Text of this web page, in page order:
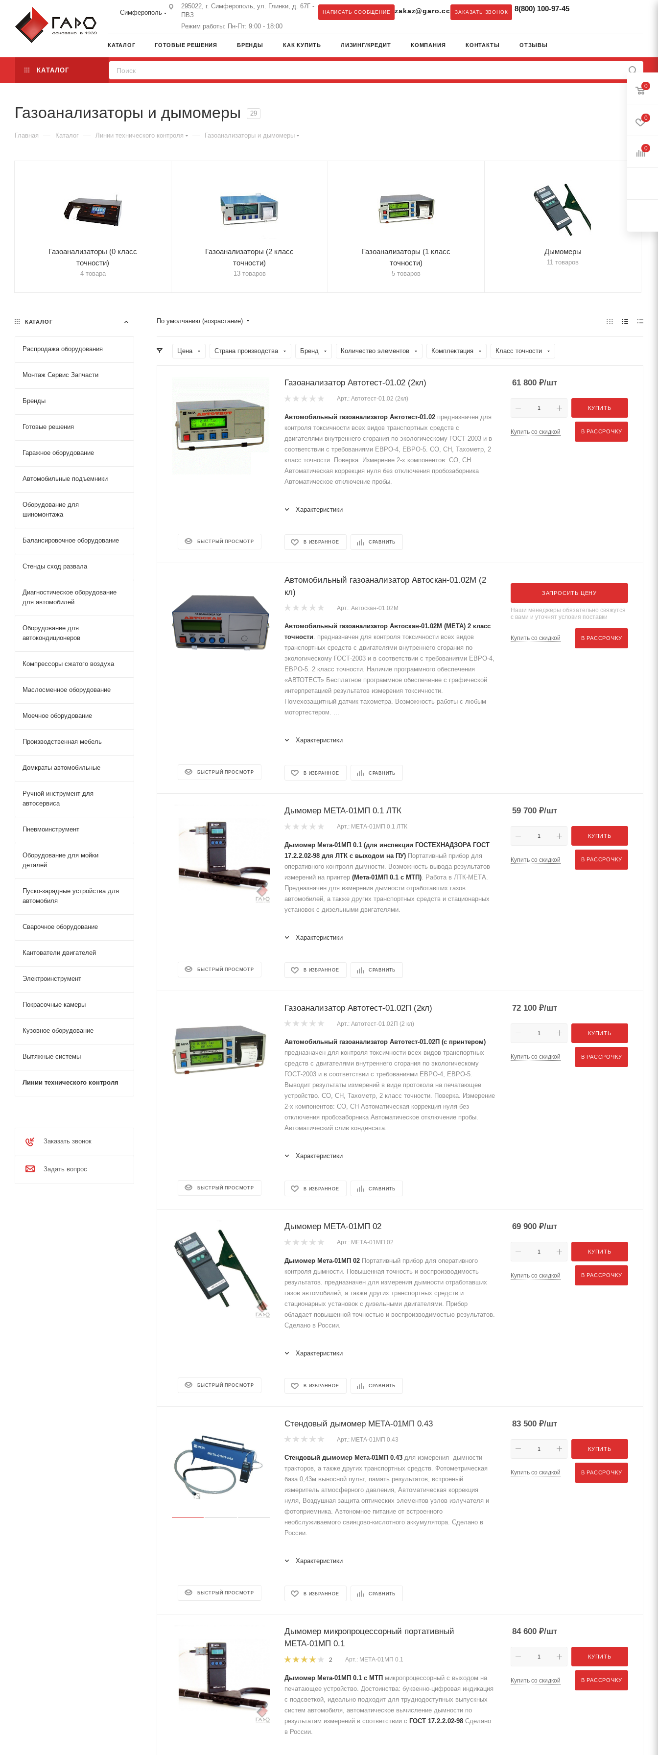
Симферополь
295022, г. Симферополь, ул. Глинки, д. 67Г -
ПВЗ
Режим работы: Пн-Пт: 9:00 - 18:00
НАПИСАТЬ СООБЩЕНИЕ zakaz@garo.cc ЗАКАЗАТЬ ЗВОНОК 8(800) 100-97-45
КАТАЛОГ ГОТОВЫЕ РЕШЕНИЯ БРЕНДЫ КАК КУПИТЬ ЛИЗИНГ/КРЕДИТ КОМПАНИЯ КОНТАКТЫ ОТЗЫВЫ
КАТАЛОГ
Газоанализаторы и дымомеры 29
Главная — Каталог — Линии технического контроля — Газоанализаторы и дымомеры
Газоанализаторы (0 класс
точности)
4 товара
Газоанализаторы (2 класс
точности)
13 товаров
Газоанализаторы (1 класс
точности)
5 товаров
Дымомеры
11 товаров
По умолчанию (возрастание)
Цена Страна производства Бренд Количество элементов Комплектация Класс точности
БЫСТРЫЙ ПРОСМОТР
Газоанализатор Автотест-01.02 (2кл)
Арт.: Автотест-01.02 (2кл)
Автомобильный газоанализатор Автотест-01.02 предназначен для
контроля токсичности всех видов транспортных средств с
двигателями внутреннего сгорания по экологическому ГОСТ-2003 и в
соответствии с требованиями ЕВРО-4, ЕВРО-5. СО, СН, Тахометр, 2
класс точности. Поверка. Измерение 2-х компонентов: СО, СН
Автоматическая коррекция нуля без отключения пробозаборника
Автоматическое отключение пробы.
Характеристики
В ИЗБРАННОЕ СРАВНИТЬ
61 800 ₽/шт
КУПИТЬ
Купить со скидкой В РАССРОЧКУ
БЫСТРЫЙ ПРОСМОТР
Автомобильный газоанализатор Автоскан-01.02М (2
кл)
Арт.: Автоскан-01.02М
Автомобильный газоанализатор Автоскан-01.02М (МЕТА) 2 класс
точности. предназначен для контроля токсичности всех видов
транспортных средств с двигателями внутреннего сгорания по
экологическому ГОСТ-2003 и в соответствии с требованиями ЕВРО-4,
ЕВРО-5. 2 класс точности. Наличие программного обеспечения
«АВТОТЕСТ» Бесплатное программное обеспечение с графической
интерпретацией результатов измерения токсичности.
Помехозащитный датчик тахометра. Возможность работы с любым
мотортестером. ...
Характеристики
В ИЗБРАННОЕ СРАВНИТЬ
ЗАПРОСИТЬ ЦЕНУ
Наши менеджеры обязательно свяжутся
с вами и уточнят условия поставки
Купить со скидкой В РАССРОЧКУ
БЫСТРЫЙ ПРОСМОТР
Дымомер МЕТА-01МП 0.1 ЛТК
Арт.: МЕТА-01МП 0.1 ЛТК
Дымомер Мета-01МП 0.1 (для инспекции ГОСТЕХНАДЗОРА ГОСТ
17.2.2.02-98 для ЛТК с выходом на ПУ) Портативный прибор для
оперативного контроля дымности. Возможность вывода результатов
измерений на принтер (Мета-01МП 0.1 с МТП) . Работа в ЛТК-МЕТА.
Предназначен для измерения дымности отработавших газов
автомобилей, а также других транспортных средств и стационарных
установок с дизельными двигателями.
Характеристики
В ИЗБРАННОЕ СРАВНИТЬ
59 700 ₽/шт
КУПИТЬ
Купить со скидкой В РАССРОЧКУ
БЫСТРЫЙ ПРОСМОТР
Газоанализатор Автотест-01.02П (2кл)
Арт.: Автотест-01.02П (2 кл)
Автомобильный газоанализатор Автотест-01.02П (с принтером)
предназначен для контроля токсичности всех видов транспортных
средств с двигателями внутреннего сгорания по экологическому
ГОСТ-2003 и в соответствии с требованиями ЕВРО-4, ЕВРО-5.
Выводит результаты измерений в виде протокола на печатающее
устройство. СО, СН, Тахометр, 2 класс точности. Поверка. Измерение
2-х компонентов: СО, СН Автоматическая коррекция нуля без
отключения пробозаборника Автоматическое отключение пробы.
Автоматический слив конденсата.
Характеристики
В ИЗБРАННОЕ СРАВНИТЬ
72 100 ₽/шт
КУПИТЬ
Купить со скидкой В РАССРОЧКУ
БЫСТРЫЙ ПРОСМОТР
Дымомер МЕТА-01МП 02
Арт.: МЕТА-01МП 02
Дымомер Мета-01МП 02 Портативный прибор для оперативного
контроля дымности. Повышенная точность и воспроизводимость
результатов. предназначен для измерения дымности отработавших
газов автомобилей, а также других транспортных средств и
стационарных установок с дизельными двигателями. Прибор
обладает повышенной точностью и воспроизводимостью результатов.
Сделано в России.
Характеристики
В ИЗБРАННОЕ СРАВНИТЬ
69 900 ₽/шт
КУПИТЬ
Купить со скидкой В РАССРОЧКУ
БЫСТРЫЙ ПРОСМОТР
Стендовый дымомер МЕТА-01МП 0.43
Арт.: МЕТА-01МП 0.43
Стендовый дымомер Мета-01МП 0.43 для измерения дымности
тракторов, а также других транспортных средств. Фотометрическая
база 0,43м выносной пульт, память результатов, встроеный
измеритель атмосферного давления, Автоматическая коррекция
нуля, Воздушная защита оптических элементов узлов излучателя и
фотоприемника. Автономное питание от встроенного
необслуживаемого свинцово-кислотного аккумулятора. Сделано в
России.
Характеристики
В ИЗБРАННОЕ СРАВНИТЬ
83 500 ₽/шт
КУПИТЬ
Купить со скидкой В РАССРОЧКУ
Дымомер микропроцессорный портативный
МЕТА-01МП 0.1
2 Арт.: МЕТА-01МП 0.1
Дымомер Мета-01МП 0.1 с МТП микропроцессорный с выходом на
печатающее устройство. Достоинства: буквенно-цифровая индикация
с подсветкой, идеально подходит для труднодоступных выпускных
систем автомобиля, автоматическое вычисление дымности по
результатам измерений в соответствии с ГОСТ 17.2.2.02-98 Сделано
в России.
84 600 ₽/шт
КУПИТЬ
Купить со скидкой В РАССРОЧКУ
КАТАЛОГ
Распродажа оборудования
Монтаж Сервис Запчасти
Бренды
Готовые решения
Гаражное оборудование
Автомобильные подъемники
Оборудование для
шиномонтажа
Балансировочное оборудование
Стенды сход развала
Диагностическое оборудование
для автомобилей
Оборудование для
автокондиционеров
Компрессоры сжатого воздуха
Маслосменное оборудование
Моечное оборудование
Производственная мебель
Домкраты автомобильные
Ручной инструмент для
автосервиса
Пневмоинструмент
Оборудование для мойки
деталей
Пуско-зарядные устройства для
автомобиля
Сварочное оборудование
Кантователи двигателей
Электроинструмент
Покрасочные камеры
Кузовное оборудование
Вытяжные системы
Линии технического контроля
Заказать звонок
Задать вопрос
0
0
0